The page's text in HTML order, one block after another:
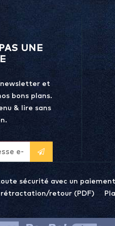
UNE
newsletter et
bons plans.
& lire sans
sécurité avec un
rétractation/retour (PDF)